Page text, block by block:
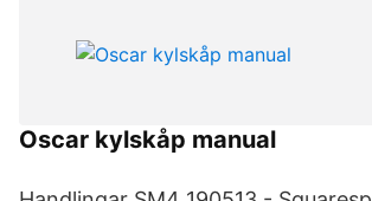
Oscar kylskåp manual